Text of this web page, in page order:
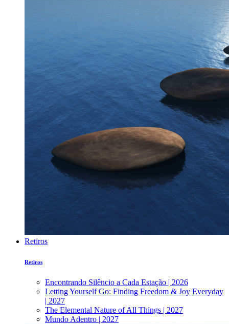
Retiros
Retiros
Encontrando Silêncio a Cada Estação | 2026
Letting Yourself Go: Finding Freedom & Joy Everyday
| 2027
The Elemental Nature of All Things | 2027
Mundo Adentro | 2027